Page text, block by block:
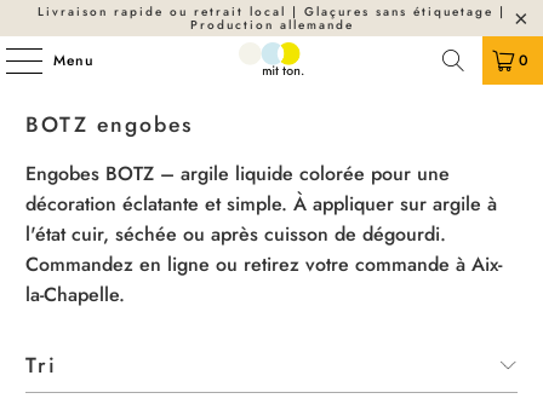
Livraison rapide ou retrait local | Glaçures sans étiquetage |
Production allemande
Menu 0
BOTZ engobes
Engobes BOTZ – argile liquide colorée pour une
décoration éclatante et simple. À appliquer sur argile à
l'état cuir, séchée ou après cuisson de dégourdi.
Commandez en ligne ou retirez votre commande à Aix-
la-Chapelle.